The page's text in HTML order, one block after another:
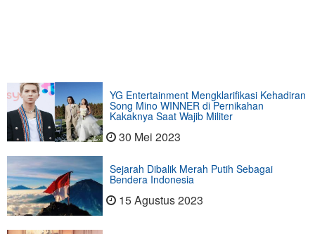
YG Entertainment Mengklarifikasi Kehadiran
Song Mino WINNER di Pernikahan
Kakaknya Saat Wajib Militer
30 Mei 2023
Sejarah Dibalik Merah Putih Sebagai
Bendera Indonesia
15 Agustus 2023